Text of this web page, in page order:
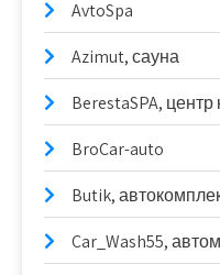
AvtoSpa
Azimut, сауна
BerestaSPA,
BroCar-auto
Butik,
Car_Wash55,